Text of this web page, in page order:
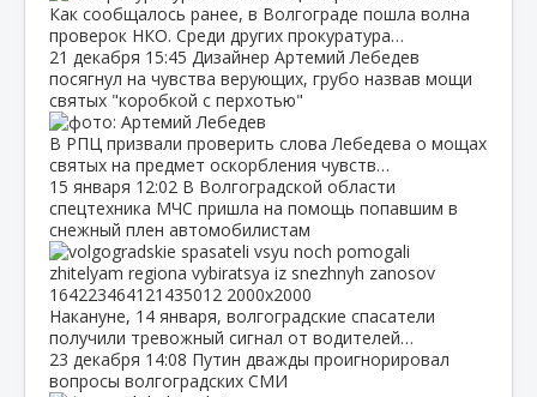
Как сообщалось ранее, в Волгограде пошла волна
проверок НКО. Среди других прокуратура…
21 декабря 15:45 Дизайнер Артемий Лебедев
посягнул на чувства верующих, грубо назвав мощи
святых "коробкой с перхотью"
В РПЦ призвали проверить слова Лебедева о мощах
святых на предмет оскорбления чувств…
15 января 12:02 В Волгоградской области
спецтехника МЧС пришла на помощь попавшим в
снежный плен автомобилистам
Накануне, 14 января, волгоградские спасатели
получили тревожный сигнал от водителей…
23 декабря 14:08 Путин дважды проигнорировал
вопросы волгоградских СМИ